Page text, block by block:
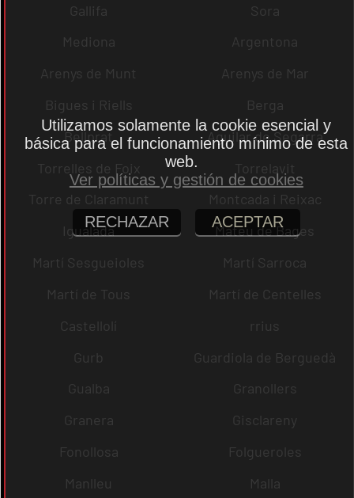
Gallifa
Sora
Mediona
Argentona
Arenys de Munt
Arenys de Mar
Bigues i Riells
Berga
Bellprat
Aguilar de Segarra
Torrelles de Foix
Torrelavit
Torre de Claramunt
Montcada i Reixac
Igualada
Mateu de Bages
Martí Sesgueioles
Martí Sarroca
Martí de Tous
Martí de Centelles
Castellolí
rrius
Gurb
Guardiola de Berguedà
Gualba
Granollers
Granera
Gisclareny
Fonollosa
Folgueroles
Manlleu
Malla
Utilizamos solamente la cookie esencial y
básica para el funcionamiento mínimo de esta
web.
Ver políticas y gestión de cookies
RECHAZAR ACEPTAR